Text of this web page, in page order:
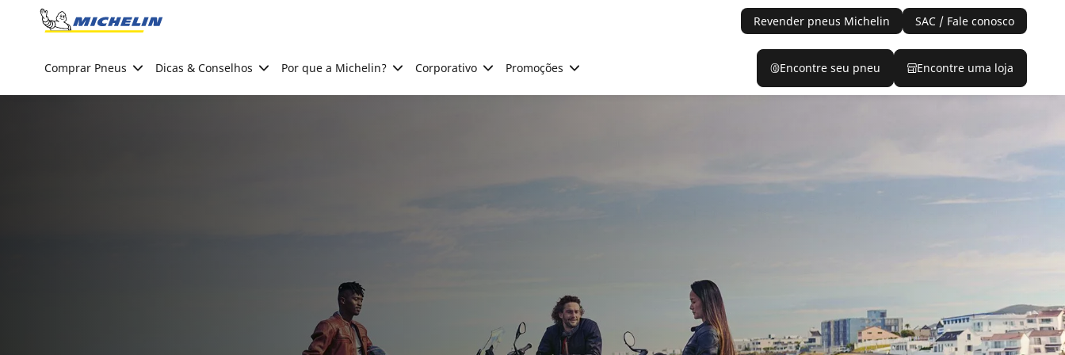
Go to page content
Revender pneus Michelin SAC / Fale conosco
Comprar Pneus Dicas & Conselhos Por que a Michelin? Corporativo Promoções Encontre seu pneu Encontre uma loja